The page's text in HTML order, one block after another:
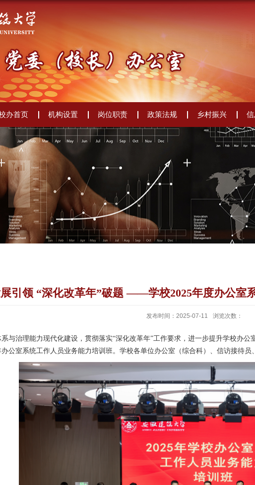
办首页 机构设置 岗位职责 政策法规 乡村振兴
引领 “深化改革年”破题 ——学校2025年度办公室
发布时间：2025-07-11 浏览次数：
与治理能力现代化建设，贯彻落实“深化改革年”工作要求，进一步提升学校办
公室系统工作人员业务能力培训班。学校各单位办公室（综合科）、信访接待员